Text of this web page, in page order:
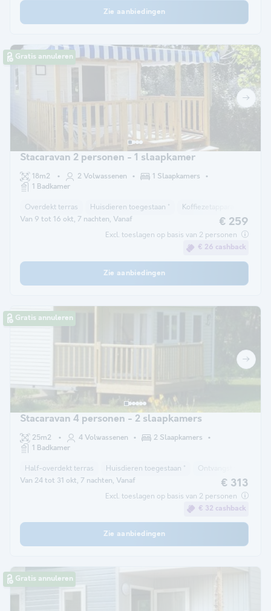
Zie aanbiedingen
Gratis annuleren
Stacaravan 2 personen - 1 slaapkamer
18m2 2 Volwassenen
1 Slaapkamers
1 Badkamer
Overdekt terras Huisdieren toegestaan * Koffiezetapparaat
Van 9 tot 16 okt, 7 nachten, Vanaf € 259
Excl. toeslagen op basis van 2 personen
€ 26 cashback
Zie aanbiedingen
Gratis annuleren
Stacaravan 4 personen - 2 slaapkamers
25m2 4 Volwassenen
2 Slaapkamers
1 Badkamer
Half-overdekt terras Huisdieren toegestaan * Ontvangst van
Van 24 tot 31 okt, 7 nachten, Vanaf € 313
Excl. toeslagen op basis van 2 personen
€ 32 cashback
Zie aanbiedingen
Gratis annuleren